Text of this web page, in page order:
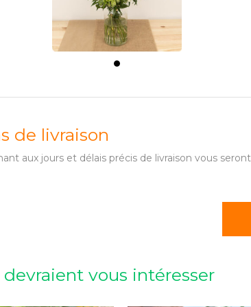
de livraison
aux jours et délais précis de livraison vous
devraient vous intéresser